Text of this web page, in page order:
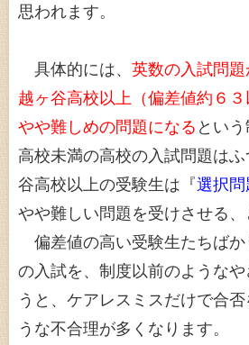
思われます。
具体的には、 英数の入試問
越ヶ谷高校以上（偏差値約６
やや難しめの問題になる とい
高校未満の高校の入試問題は
谷高校以上の受験生は『選択問
やや難しい問題を受けさせる、
偏差値の高い受験生たちばか
の入試を、制度以前のような
うと、ケアレスミスだけで合
うな不合理が多くなります。